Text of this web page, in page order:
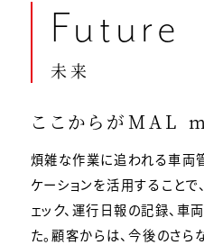
Future
未来
ここからがMAL
煩雑な作業に追われる車両
ケーションを活用することで
ェック、運行日報の記録、車
た。顧客からは、今後のさ